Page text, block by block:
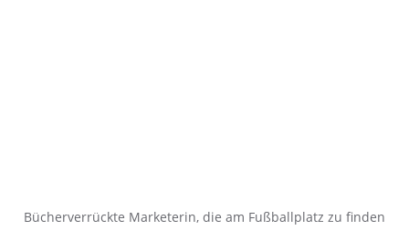
Bücherverrückte Marketerin, die am Fußballplatz zu finden